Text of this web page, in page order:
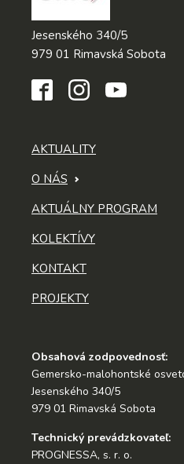
Jesenského 340/5
979 01 Rimavská Sobota
AKTUALITY
O NÁS
AKTUÁLNY PROGRAM
KOLEKTÍVY
KONTAKT
PROJEKTY
Obsahová zodpovednosť:
Gemersko-malohontské
Jesenského 340/5
979 01 Rimavská Sobota
Technický prevádzkovateľ:
PROGNESSA, s. r. o.